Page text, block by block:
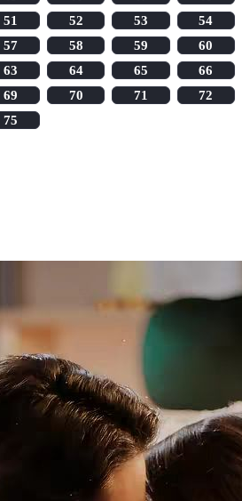
51 52 53
54
57 58 59
60
63 64 65
66
69 70 71
72
75